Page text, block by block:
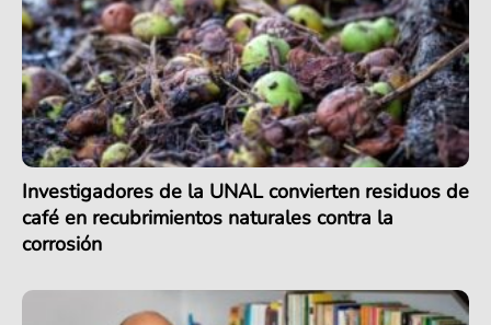
Investigadores de la UNAL convierten residuos de
café en recubrimientos naturales contra la
corrosión